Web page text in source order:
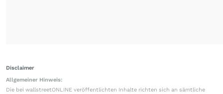
Disclaimer
Allgemeiner Hinweis:
Die bei wallstreetONLINE veröffentlichten Inhalte richten sich an sämtliche